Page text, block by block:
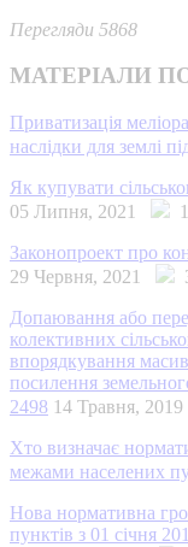
Перегляди 5868
МАТЕРІАЛИ
Приватизація
наслідки для землі
Як купувати
05 Липня, 2021
Законопроект про
29 Червня, 2021
Допаювання або
колективних
впорядкування
посилення
2498 14 Травня, 2019
Хто визначає
межами населених
Нова нормативна
пунктів з 01 січня